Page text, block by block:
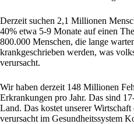
Derzeit suchen 2,1 Millionen
40% etwa 5-9 Monate auf einen
800.000 Menschen, die lange
krankgeschrieben werden, was
verursacht.
Wir haben derzeit 148 Millionen
Erkrankungen pro Jahr. Das sind
Land. Das kostet unserer
verursacht im Gesundheitssystem